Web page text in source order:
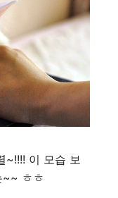
~!!!! 이 모습 보
~~ ㅎㅎ